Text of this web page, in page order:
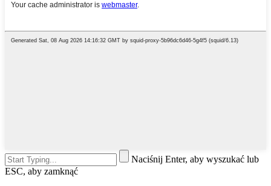
Naciśnij Enter, aby wyszukać lub
ESC, aby zamknąć